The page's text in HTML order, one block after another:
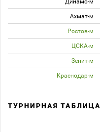
Динамо-м
Ахмат-м
Ростов-м
ЦСКА-м
Зенит-м
Краснодар-м
ТУРНИРНАЯ ТАБЛИЦА